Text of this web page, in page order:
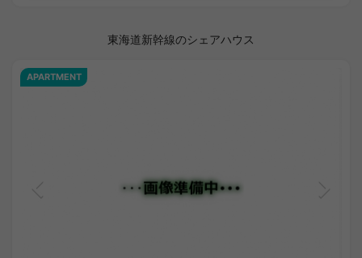
東海道新幹線のシェアハウス
APARTMENT